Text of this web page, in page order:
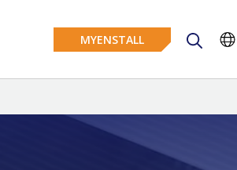
MYENSTALL